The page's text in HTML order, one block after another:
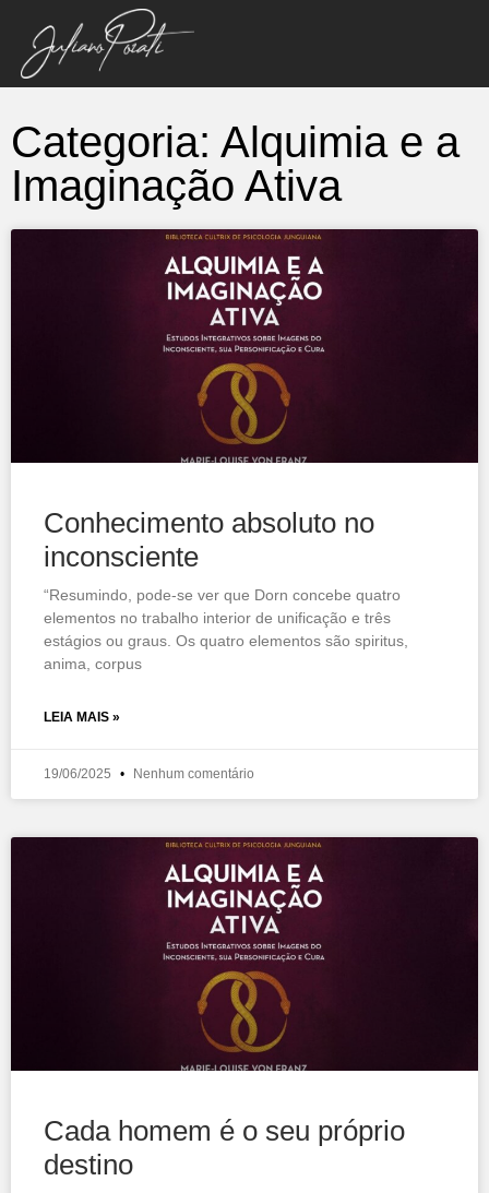
Categoria: Alquimia e a
Imaginação Ativa
Conhecimento absoluto no
inconsciente
“Resumindo, pode-se ver que Dorn concebe quatro
elementos no trabalho interior de unificação e três
estágios ou graus. Os quatro elementos são spiritus,
anima, corpus
LEIA MAIS »
19/06/2025 Nenhum comentário
Cada homem é o seu próprio
destino